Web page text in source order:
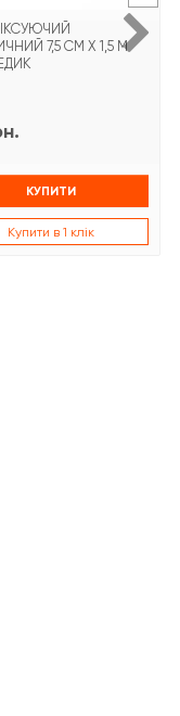
7,5 СМ Х 1,5 М
КУПИТИ
Купити в 1 клік